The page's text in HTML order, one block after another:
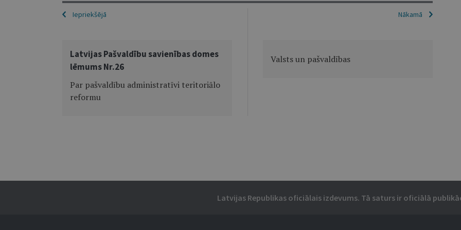
Iepriekšējā Nākamā
Latvijas Pašvaldību savienības domes
lēmums Nr.26
Par pašvaldību administratīvi teritoriālo
reformu
Valsts un pašvaldības
Latvijas Republikas oficiālais izdevums. Tā saturs ir oficiālā